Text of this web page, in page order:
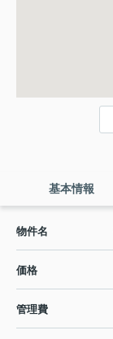
基本情報
物件名
価格
管理費